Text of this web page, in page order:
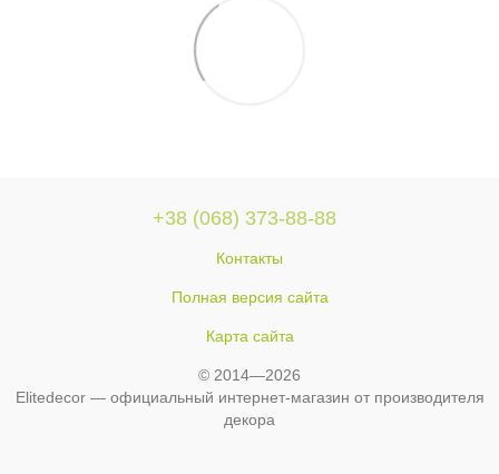
+38 (068) 373-88-88
Контакты
Полная версия сайта
Карта сайта
© 2014—2026
Elitedecor — официальный интернет-магазин от производителя
декора